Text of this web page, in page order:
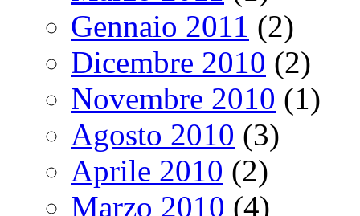
Gennaio 2011 (2)
Dicembre 2010 (2)
Novembre 2010 (1)
Agosto 2010 (3)
Aprile 2010 (2)
Marzo 2010 (4)